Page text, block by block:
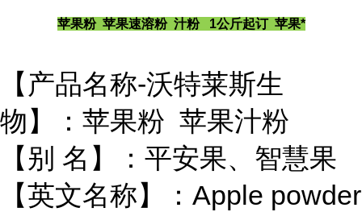
苹果粉 苹果速溶粉 汁粉 1公斤起订 苹果*
【产品名称-沃特莱斯生
物】：苹果粉 苹果汁粉
【别 名】：平安果、智慧果
【英文名称】：Apple powder